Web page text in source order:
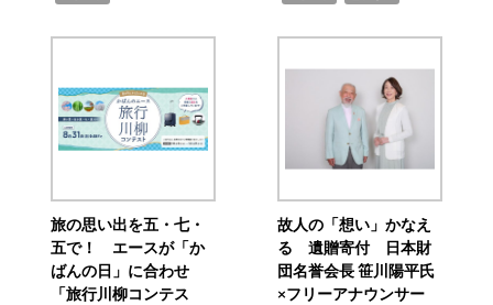
旅の思い出を五・七・
五で！ エースが「か
ばんの日」に合わせ
「旅行川柳コンテス
故人の「想い」かなえ
る 遺贈寄付 日本財
団名誉会長 笹川陽平氏
×フリーアナウンサー